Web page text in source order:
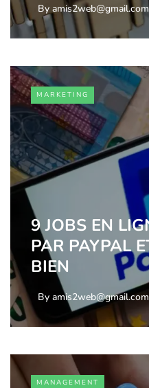
By amis2web@gmail.com
MARKETING
9 JOBS EN
PAR PAYPAL
BIEN
By amis2web@gmail.com
MANAGEMENT